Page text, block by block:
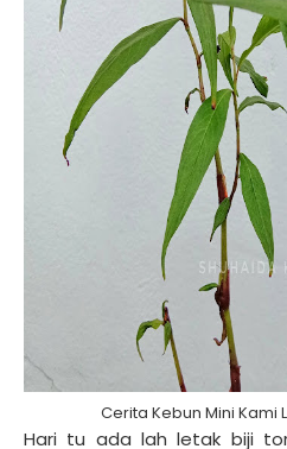
Cerita Kebun Mini Kami
Hari tu ada lah letak biji